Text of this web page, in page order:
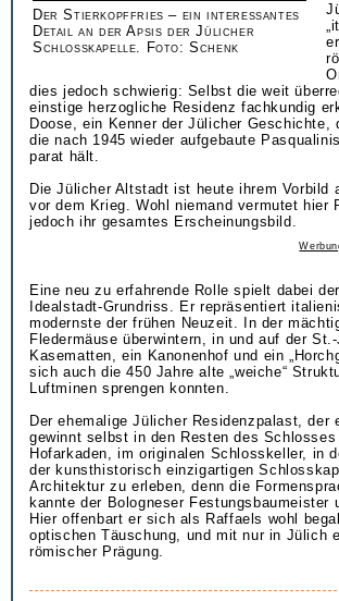
Der Stierkopffries – ein interessantes
Detail an der Apsis der Jülicher
Schlosskapelle. Foto: Schenk
dies jedoch schwierig: Selbst die weit
einstige herzogliche Residenz fachkundig
Doose, ein Kenner der Jülicher Geschichte,
die nach 1945 wieder aufgebaute
parat hält.
Die Jülicher Altstadt ist heute ihrem Vorbild
vor dem Krieg. Wohl niemand vermutet hier
jedoch ihr gesamtes Erscheinungsbild.
Eine neu zu erfahrende Rolle spielt dabei
Idealstadt-Grundriss. Er repräsentiert
modernste der frühen Neuzeit. In der
Fledermäuse überwintern, in und auf der
Kasematten, ein Kanonenhof und ein
sich auch die 450 Jahre alte „weiche“
Luftminen sprengen konnten.
Der ehemalige Jülicher Residenzpalast, der
gewinnt selbst in den Resten des
Hofarkaden, im originalen Schlosskeller, in
der kunsthistorisch einzigartigen
Architektur zu erleben, denn die
kannte der Bologneser
Hier offenbart er sich als Raffaels wohl
optischen Täuschung, und mit nur in Jülich
römischer Prägung.